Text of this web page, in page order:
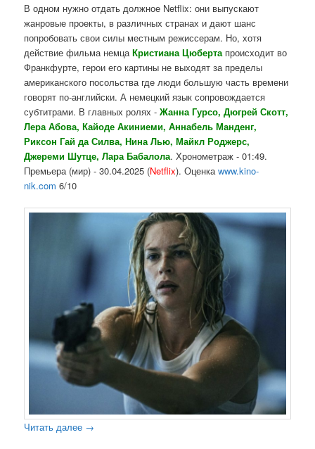
В одном нужно отдать должное Netflix: они выпускают
жанровые проекты, в различных странах и дают шанс
попробовать свои силы местным режиссерам. Но, хотя
действие фильма немцаКристиана Цюберта происходит во
Франкфурте, герои его картины не выходят за пределы
американского посольства где люди большую часть времени
говорят по-английски. А немецкий язык сопровождается
субтитрами. В главных ролях -Жанна Гурсо, Дюгрей Скотт,
Лера Абова, Кайоде Акиниеми, Аннабель Манденг,
Риксон Гай да Силва, Нина Лью, Майкл Роджерс,
Джереми Шутце, Лара Бабалола. Хронометраж - 01:49.
Премьера (мир) - 30.04.2025 (Netflix). Оценкаwww.kino-
nik.com 6/10
Читать далее →